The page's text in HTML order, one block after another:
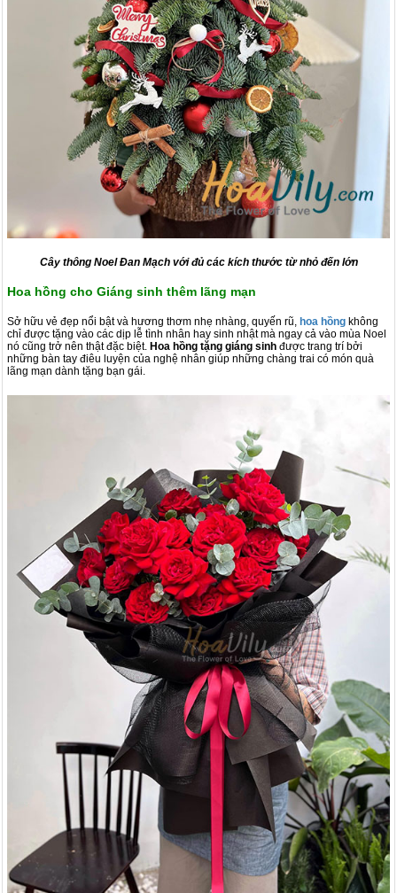
Cây thông Noel Đan Mạch với đủ các kích thước từ nhỏ đến lớn
Hoa hồng cho Giáng sinh thêm lãng mạn
Sở hữu vẻ đẹp nổi bật và hương thơm nhẹ nhàng, quyến rũ, hoa hồng không
chỉ được tặng vào các dịp lễ tình nhân hay sinh nhật mà ngay cả vào mùa Noel
nó cũng trở nên thật đặc biệt. Hoa hồng tặng giáng sinh được trang trí bởi
những bàn tay điêu luyện của nghệ nhân giúp những chàng trai có món quà
lãng mạn dành tặng bạn gái.